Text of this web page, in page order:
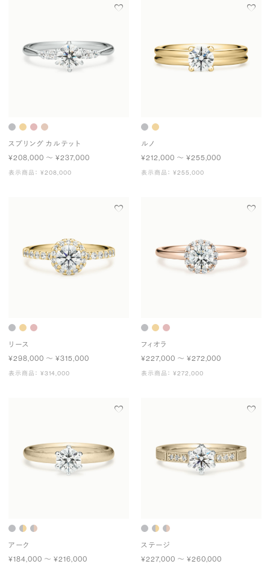
スプリング カルテット
¥208,000 〜 ¥237,000
表示商品： ¥208,000
ルノ
¥212,000 〜 ¥255,000
表示商品： ¥255,000
リース
¥298,000 〜 ¥315,000
表示商品： ¥314,000
フィオラ
¥227,000 〜 ¥272,000
表示商品： ¥272,000
アーク
¥184,000 〜 ¥216,000
ステージ
¥227,000 〜 ¥260,000